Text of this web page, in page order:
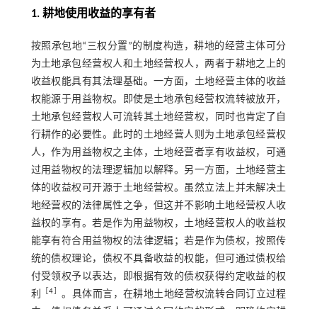
1. 耕地使用收益的享有者
按照承包地“三权分置”的制度构造，耕地的经营主体可分
为土地承包经营权人和土地经营权人，两者于耕地之上的
收益权能具有其法理基础。一方面，土地经营主体的收益
权能源于用益物权。即使是土地承包经营权流转被放开，
土地承包经营权人可流转其土地经营权，同时也肯定了自
行耕作的必要性。此时的土地经营人则为土地承包经营权
人，作为用益物权之主体，土地经营者享有收益权，可通
过用益物权的法理逻辑加以解释。另一方面，土地经营主
体的收益权可开源于土地经营权。虽然立法上并未解决土
地经营权的法律属性之争，但这并不影响土地经营权人收
益权的享有。若是作为用益物权，土地经营权人的收益权
能享有符合用益物权的法律逻辑；若是作为债权，按照传
统的债权理论，债权不具备收益的权能，但可通过债权给
付受领权予以表达，即根据有效的债权获得约定收益的权
利
［4
。具体而言，在耕地土地经营权流转合同订立过程